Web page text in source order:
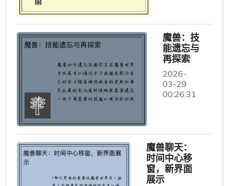
魔兽：技
能遗忘与
再探索
2026-
03-29
00:26:31
魔兽聊天：
时间中心移
窗，新界面
展示